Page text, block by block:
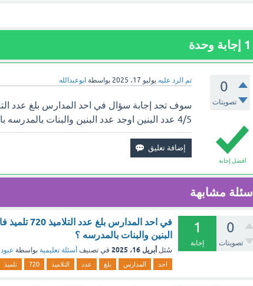
1 إجابة وحدة
0
تصويتات
تم الرد عليه يوليو 17، 2025 بواسطة ابوعبدالله
أفضل إجابة
4/5 عدد البنين اوجد عدد البنين والبنات بالمدرسه بالأعلى.
أسئلة مشابهة
0
تصويتات
1
إجابة
البنين والبنات بالمدرسه ؟
سُئل أبريل 16، 2025 في تصنيف أسئلة تعليمية بواسطة عبود
احد المدارس بلغ عدد التلاميذ 720 تلميذ